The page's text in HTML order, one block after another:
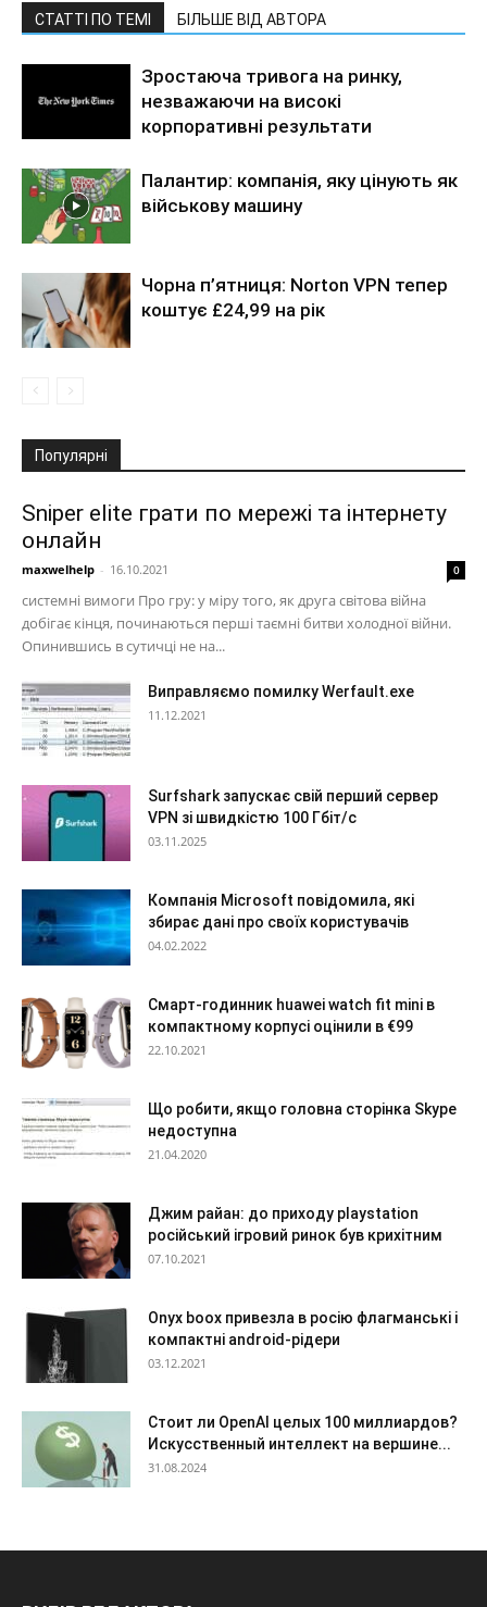
СТАТТІ ПО ТЕМІ БІЛЬШЕ ВІД АВТОРА
Зростаюча тривога на ринку,
незважаючи на високі
корпоративні результати
Палантир: компанія, яку цінують як
військову машину
Чорна п’ятниця: Norton VPN тепер
коштує £24,99 на рік
Популярні
Sniper elite грати по мережі та інтернету
онлайн
maxwelhelp - 16.10.2021 0
системні вимоги Про гру: у міру того, як друга світова війна
добігає кінця, починаються перші таємні битви холодної війни.
Опинившись в сутичці не на...
Виправляємо помилку Werfault.exe
11.12.2021
Surfshark запускає свій перший сервер
VPN зі швидкістю 100 Гбіт/с
03.11.2025
Компанія Microsoft повідомила, які
збирає дані про своїх користувачів
04.02.2022
Смарт-годинник huawei watch fit mini в
компактному корпусі оцінили в €99
22.10.2021
Що робити, якщо головна сторінка Skype
недоступна
21.04.2020
Джим райан: до приходу playstation
російський ігровий ринок був крихітним
07.10.2021
Onyx boox привезла в росію флагманські і
компактні android-рідери
03.12.2021
Стоит ли OpenAI целых 100 миллиардов?
Искусственный интеллект на вершине...
31.08.2024